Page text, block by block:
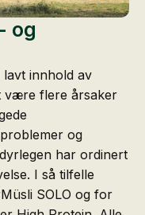
og
innhold av
være flere årsaker
og
har ordinert
I så tilfelle
SOLO og for